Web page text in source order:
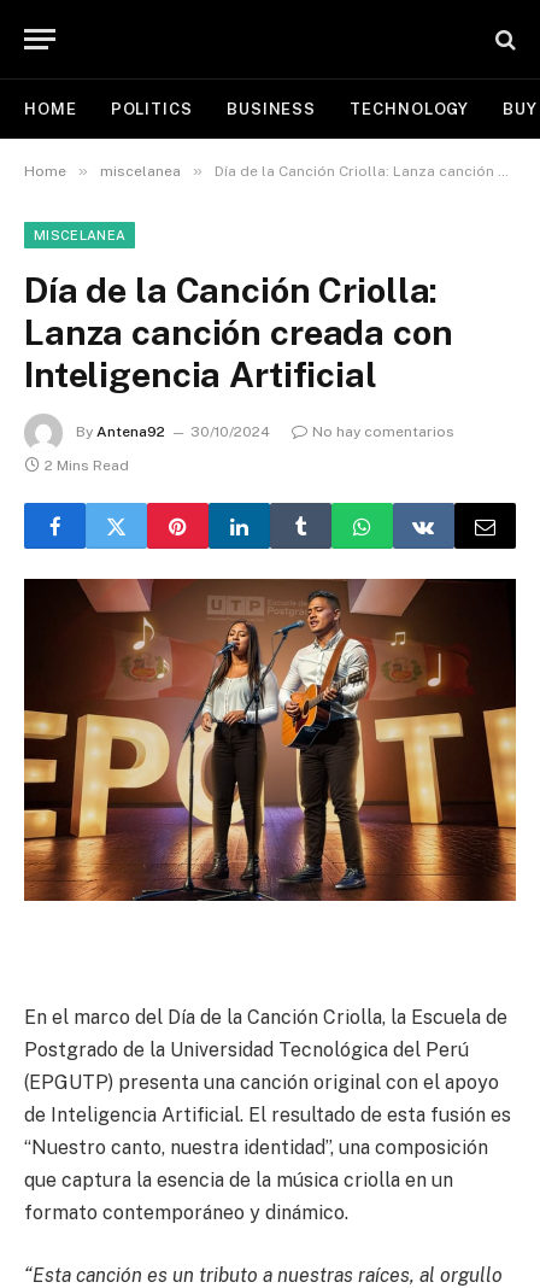
HOME POLITICS BUSINESS TECHNOLOGY
Home » miscelanea » Día de la Canción Criolla: Lanza canción creada con Inteligencia Artificial
MISCELANEA
Día de la Canción Criolla:
Lanza canción creada con
Inteligencia Artificial
By Antena92 30/10/2024
No hay comentarios
2 Mins Read
En el marco del Día de la Canción Criolla, la Escuela de
Postgrado de la Universidad Tecnológica del Perú
(EPGUTP) presenta una canción original con el apoyo
de Inteligencia Artificial. El resultado de esta fusión es
“Nuestro canto, nuestra identidad”, una composición
que captura la esencia de la música criolla en un
formato contemporáneo y dinámico.
“Esta canción es un tributo a nuestras raíces, al orgullo